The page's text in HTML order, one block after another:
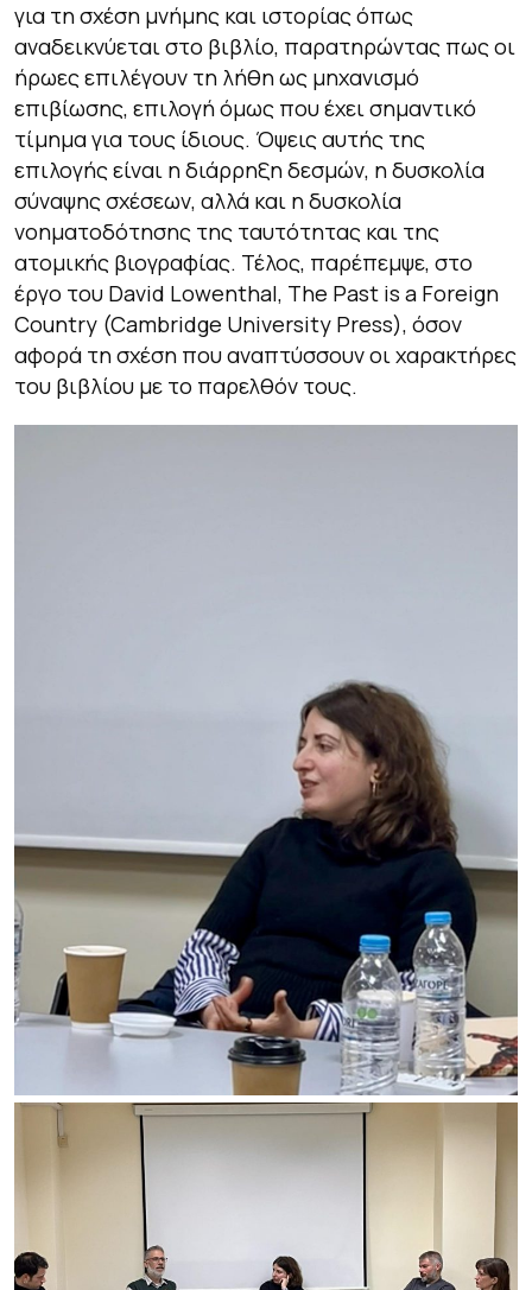
για τη σχέση μνήμης και ιστορίας όπως
αναδεικνύεται στο βιβλίο, παρατηρώντας πως οι
ήρωες επιλέγουν τη λήθη ως μηχανισμό
επιβίωσης, επιλογή όμως που έχει σημαντικό
τίμημα για τους ίδιους. Όψεις αυτής της
επιλογής είναι η διάρρηξη δεσμών, η δυσκολία
σύναψης σχέσεων, αλλά και η δυσκολία
νοηματοδότησης της ταυτότητας και της
ατομικής βιογραφίας. Τέλος, παρέπεμψε, στο
έργο του David Lowenthal, The Past is a Foreign
Country (Cambridge University Press), όσον
αφορά τη σχέση που αναπτύσσουν οι χαρακτήρες
του βιβλίου με το παρελθόν τους.